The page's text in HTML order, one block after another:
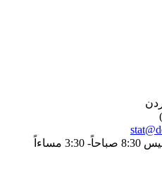
مساءاً